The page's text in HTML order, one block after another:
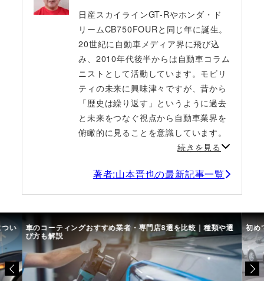
日産スカイラインGT-Rやホンダ・ド
リームCB750FOURと同じ年に誕生。
20世紀に自動車メディア界に飛び込
み、2010年代後半からは自動車コラム
ニストとして活動しています。モビリ
ティの未来に興味津々ですが、昔から
「歴史は繰り返す」というように過去
と未来をつなぐ視点から自動車業界を
俯瞰的に見ることを意識しています。
続きを見る
著者:山本晋也の最新記事一覧
い 車のコーティングおすすめ業者・専門店8選を比較｜種類や選
び方も解説
初め